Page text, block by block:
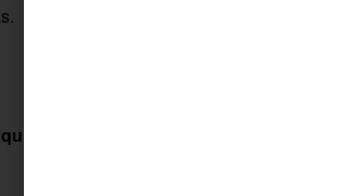
en vuestra sede?